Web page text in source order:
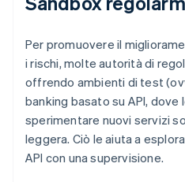
Per promuovere il
i rischi, molte autorità di
offrendo ambienti di test
banking basato su API, dove
sperimentare nuovi servizi
leggera. Ciò le aiuta a
API con una supervisione.